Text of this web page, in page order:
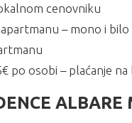
cenovniku
– mono i
po osobi – plaćanje na
ALBARE